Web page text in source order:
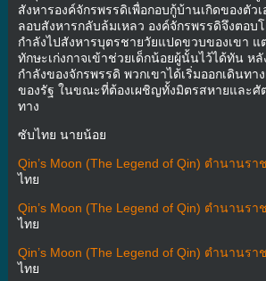
สังหารองค์จักรพรรดิเพื่อกอบกู้บ้านเกิดของตัว
ลอบสังหารกลับล้มเหลว องค์จักรพรรดิจึงตอบ
กำลังไปสังหารบุตรชายวัยแปดขวบของเขา
ทักษะเก่งกาจเข้าช่วยเด็กน้อยผู้นั้นไว้ได้ทัน ห
กำลังของจักรพรรดิ พวกเขาได้เริ่มออกเดินทา
ของรัฐ ในขณะที่ต้องเผชิญทั้งมิตรสหายและศั
ทาง
ซับไทย นายน้อย
Qin’s Moon (The Legend of Qin) ตำนานร
ไทย
Qin’s Moon (The Legend of Qin) ตำนานร
ไทย
Qin’s Moon (The Legend of Qin) ตำนานร
ไทย